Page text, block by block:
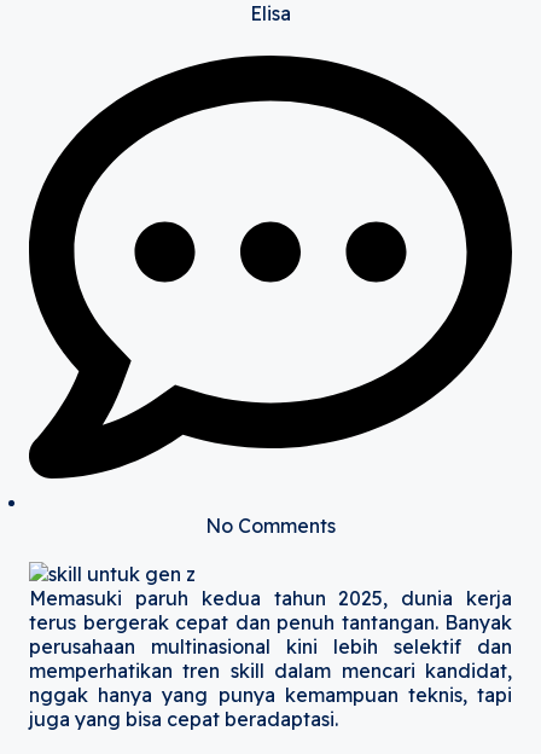
Elisa
No Comments
Memasuki paruh kedua tahun 2025, dunia kerja
terus bergerak cepat dan penuh tantangan. Banyak
perusahaan multinasional kini lebih selektif dan
memperhatikan tren skill dalam mencari kandidat,
nggak hanya yang punya kemampuan teknis, tapi
juga yang bisa cepat beradaptasi.